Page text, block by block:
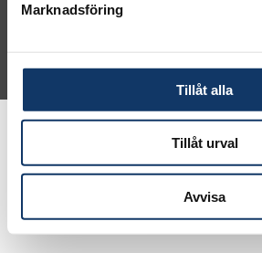
Marknadsföring
Tillåt alla
Tillåt urval
Avvisa